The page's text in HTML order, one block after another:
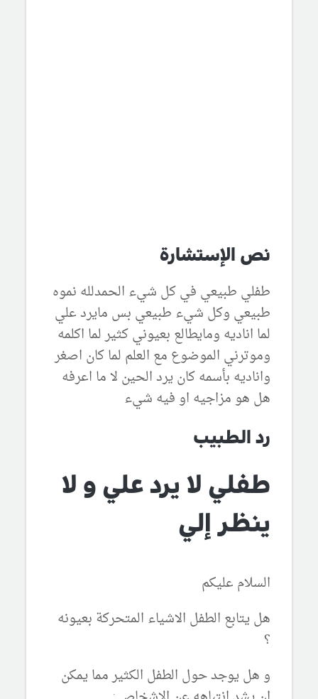
نص الإستشارة
طفلي طبيعي في كل شيء الحمدلله نموه
طبيعي وكل شيء طبيعي بس مايرد علي
لما اناديه ومايطالع بعيوني كثير لما اكلمه
وموترني الموضوع مع العلم لما كان اصغر
واناديه بأسمه كان يرد الحين لا ما اعرفه
هل هو مزاجيه او فيه شيء
رد الطبيب
طفلي لا يرد علي و لا
ينظر إلي
السلام عليكم
هل يتابع الطفل الاشياء المتحركة بعيونه
؟
و هل يوجد حول الطفل الكثير مما يمكن